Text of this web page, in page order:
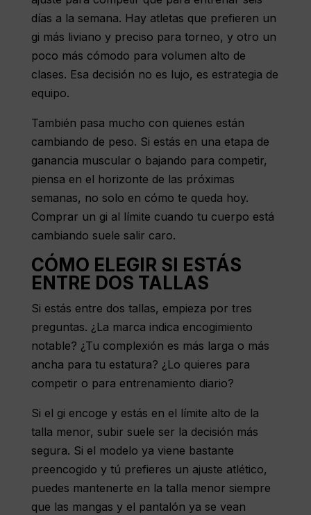
días a la semana. Hay atletas que prefieren un
gi más liviano y preciso para torneo, y otro un
poco más cómodo para volumen alto de
clases. Esa decisión no es lujo, es estrategia de
equipo.
También pasa mucho con quienes están
cambiando de peso. Si estás en una etapa de
ganancia muscular o bajando para competir,
piensa en el horizonte de las próximas
semanas, no solo en cómo te queda hoy.
Comprar un gi al límite cuando tu cuerpo está
cambiando suele salir caro.
CÓMO ELEGIR SI ESTÁS
ENTRE DOS TALLAS
Si estás entre dos tallas, empieza por tres
preguntas. ¿La marca indica encogimiento
notable? ¿Tu complexión es más larga o más
ancha para tu estatura? ¿Lo quieres para
competir o para entrenamiento diario?
Si el gi encoge y estás en el límite alto de la
talla menor, subir suele ser la decisión más
segura. Si el modelo ya viene bastante
preencogido y tú prefieres un ajuste atlético,
puedes mantenerte en la talla menor siempre
que las mangas y el pantalón ya se vean